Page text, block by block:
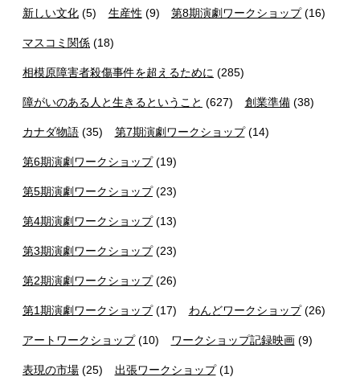
新しい文化 (5) 生産性 (9) 第8期演劇ワークショップ(16)
マスコミ関係 (18)
相模原障害者殺傷事件を超えるために (285)
障がいのある人と生きるということ (627) 創業準備(38)
カナダ物語 (35) 第7期演劇ワークショップ(14)
第6期演劇ワークショップ(19)
第5期演劇ワークショップ(23)
第4期演劇ワークショップ(13)
第3期演劇ワークショップ(23)
第2期演劇ワークショップ(26)
第1期演劇ワークショップ(17) わんどワークショップ(26)
アートワークショップ(10) ワークショップ記録映画(9)
表現の市場 (25) 出張ワークショップ(1)